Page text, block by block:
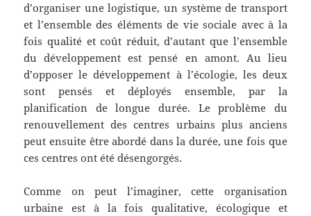
d’organiser une logistique, un système de transport
et l’ensemble des éléments de vie sociale avec à la
fois qualité et coût réduit, d’autant que l’ensemble
du développement est pensé en amont. Au lieu
d’opposer le développement à l’écologie, les deux
sont pensés et déployés ensemble, par la
planification de longue durée. Le problème du
renouvellement des centres urbains plus anciens
peut ensuite être abordé dans la durée, une fois que
ces centres ont été désengorgés.
Comme on peut l’imaginer, cette organisation
urbaine est à la fois qualitative, écologique et